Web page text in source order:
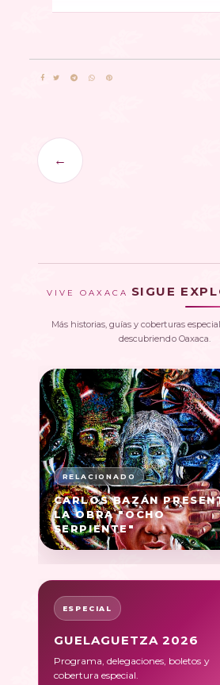
←
VIVE OAXACA SIGUE
Más historias, guías y coberturas
descubriendo Oaxaca.
CARLOS BAZÁN
LA OBRA "OCHO
SERPIENTE"
ESPECIAL
GUELAGUETZA 2026
Programa, delegaciones, boletos y
cobertura especial.